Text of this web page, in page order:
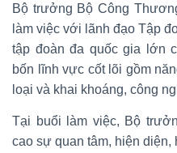
Bộ trưởng Bộ Công
làm việc với lãnh đạo Tập
tập đoàn đa quốc gia lớn
bốn lĩnh vực cốt lõi gồm
loại và khai khoáng, công
Tại buổi làm việc, Bộ
cao sự quan tâm, hiện diện,